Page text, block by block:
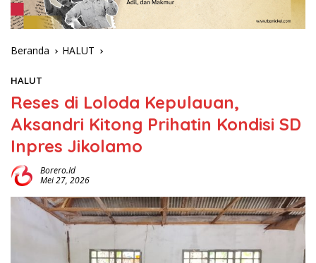
Beranda HALUT
HALUT
Reses di Loloda Kepulauan,
Aksandri Kitong Prihatin Kondisi SD
Inpres Jikolamo
Borero.id
Mei 27, 2026